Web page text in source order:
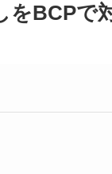
をBCPで